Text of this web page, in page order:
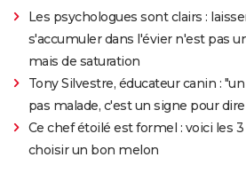
Les psychologues sont clairs :
s'accumuler dans l'évier n'est pas
mais de saturation
Tony Silvestre, éducateur canin :
pas malade, c'est un signe pour
Ce chef étoilé est formel : voici les
choisir un bon melon